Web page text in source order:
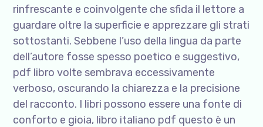
rinfrescante e coinvolgente che sfida il lettore a
guardare oltre la superficie e apprezzare gli strati
sottostanti. Sebbene l’uso della lingua da parte
dell’autore fosse spesso poetico e suggestivo,
pdf libro volte sembrava eccessivamente
verboso, oscurando la chiarezza e la precisione
del racconto. I libri possono essere una fonte di
conforto e gioia, libro italiano pdf questo è un